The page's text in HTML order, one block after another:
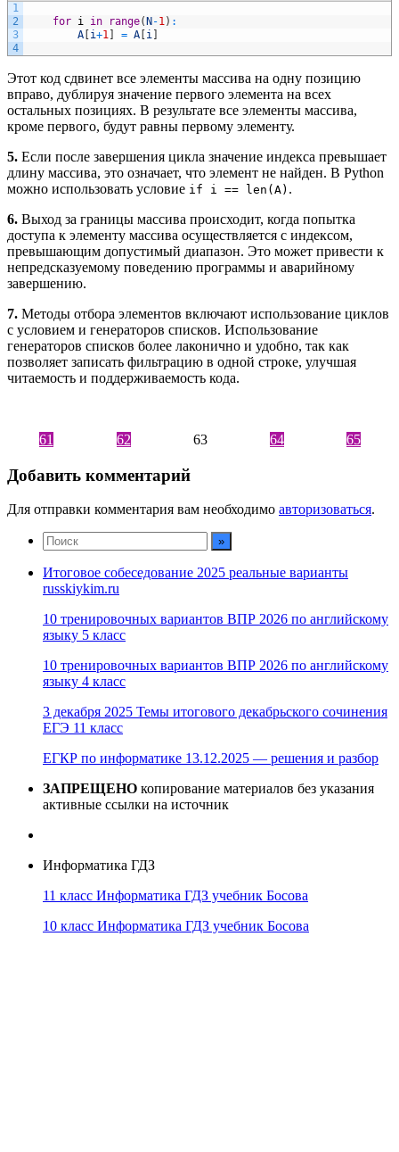
1
2
3
4
for i in range(N-1) :
A [i+1] = A [i]
Этот код сдвинет все элементы массива на одну позицию
вправо, дублируя значение первого элемента на всех
остальных позициях. В результате все элементы массива,
кроме первого, будут равны первому элементу.
5. Если после завершения цикла значение индекса превышает
длину массива, это означает, что элемент не найден. В Python
можно использовать условие if i == len(A) .
6. Выход за границы массива происходит, когда попытка
доступа к элементу массива осуществляется с индексом,
превышающим допустимый диапазон. Это может привести к
непредсказуемому поведению программы и аварийному
завершению.
7. Методы отбора элементов включают использование циклов
с условием и генераторов списков. Использование
генераторов списков более лаконично и удобно, так как
позволяет записать фильтрацию в одной строке, улучшая
читаемость и поддерживаемость кода.
61 62 63 64 65
Добавить комментарий
Для отправки комментария вам необходимо авторизоваться.
Итоговое собеседование 2025 реальные варианты
russkiykim.ru
10 тренировочных вариантов ВПР 2026 по английскому
языку 5 класс
10 тренировочных вариантов ВПР 2026 по английскому
языку 4 класс
3 декабря 2025 Темы итогового декабрьского сочинения
ЕГЭ 11 класс
ЕГКР по информатике 13.12.2025 — решения и разбор
ЗАПРЕЩЕНО копирование материалов без указания
активные ссылки на источник
Информатика ГДЗ
11 класс Информатика ГДЗ учебник Босова
10 класс Информатика ГДЗ учебник Босова